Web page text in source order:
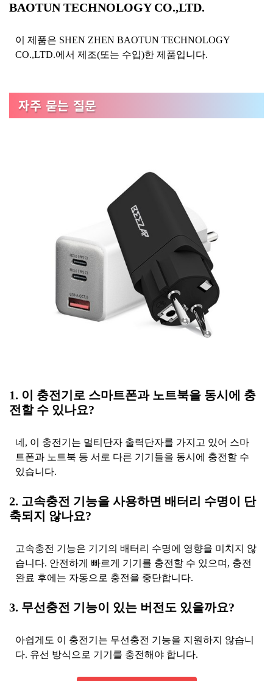
BAOTUN TECHNOLOGY CO.,LTD.
이 제품은 SHEN ZHEN BAOTUN TECHNOLOGY
CO.,LTD.에서 제조(또는 수입)한 제품입니다.
자주 묻는 질문
1. 이 충전기로 스마트폰과 노트북을 동시에 충
전할 수 있나요?
네, 이 충전기는 멀티단자 출력단자를 가지고 있어 스마
트폰과 노트북 등 서로 다른 기기들을 동시에 충전할 수
있습니다.
2. 고속충전 기능을 사용하면 배터리 수명이 단
축되지 않나요?
고속충전 기능은 기기의 배터리 수명에 영향을 미치지 않
습니다. 안전하게 빠르게 기기를 충전할 수 있으며, 충전
완료 후에는 자동으로 충전을 중단합니다.
3. 무선충전 기능이 있는 버전도 있을까요?
아쉽게도 이 충전기는 무선충전 기능을 지원하지 않습니
다. 유선 방식으로 기기를 충전해야 합니다.